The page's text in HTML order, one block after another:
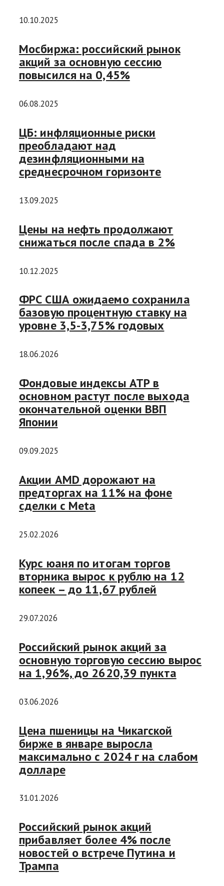
10.10.2025
Мосбиржа: российский рынок
акций за основную сессию
повысился на 0,45%
06.08.2025
ЦБ: инфляционные риски
преобладают над
дезинфляционными на
среднесрочном горизонте
13.09.2025
Цены на нефть продолжают
снижаться после спада в 2%
10.12.2025
ФРС США ожидаемо сохранила
базовую процентную ставку на
уровне 3,5-3,75% годовых
18.06.2026
Фондовые индексы АТР в
основном растут после выхода
окончательной оценки ВВП
Японии
09.09.2025
Акции AMD дорожают на
предторгах на 11% на фоне
сделки с Meta
25.02.2026
Курс юаня по итогам торгов
вторника вырос к рублю на 12
копеек – до 11,67 рублей
29.07.2026
Российский рынок акций за
основную торговую сессию вырос
на 1,96%, до 2620,39 пункта
03.06.2026
Цена пшеницы на Чикагской
бирже в январе выросла
максимально с 2024 г на слабом
долларе
31.01.2026
Российский рынок акций
прибавляет более 4% после
новостей о встрече Путина и
Трампа